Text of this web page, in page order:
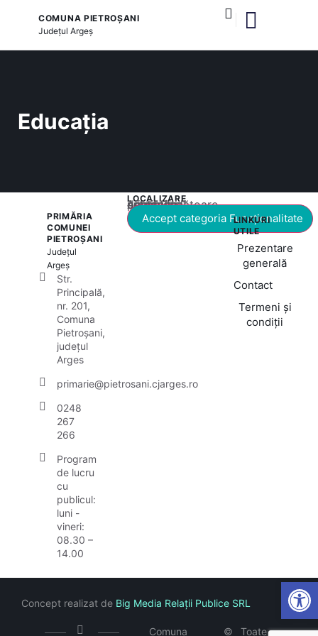
COMUNA PIETROȘANI
Județul Argeș
Educația
PRIMĂRIA
COMUNEI
PIETROȘANI
Județul
Argeș
Str.
Principală,
nr. 201,
Comuna
Pietroșani,
județul
Arges
primarie@pietrosani.cjarges.ro
0248
267
266
Program
de lucru
cu
publicul:
luni -
vineri:
08.30 –
14.00
LOCALIZARE
Acest conținut este blocat până când acceptați categoria corespunzătoare de cookie-uri.
Accept categoria Funcționalitate
LINKURI
UTILE
Prezentare
generală
Contact
Termeni și
condiții
Comuna © Toate
Concept realizat de Big Media Relații Publice SRL